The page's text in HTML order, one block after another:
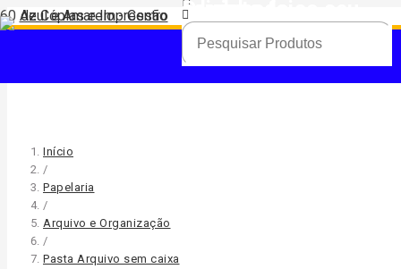
Produto
foi adicionado ao seu carrinho.
Início
/
Papelaria
/
Arquivo e Organização
/
Pasta Arquivo sem caixa